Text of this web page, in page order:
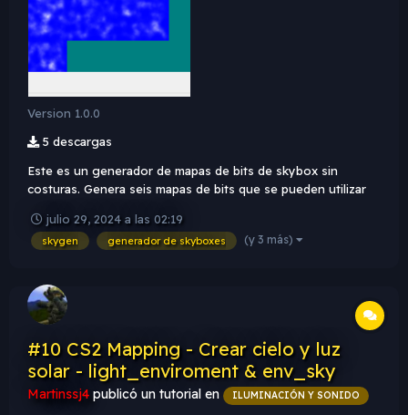
Version 1.0.0
5 descargas
Este es un generador de mapas de bits de skybox sin
costuras. Genera seis mapas de bits que se pueden utilizar
(por ejemplo, Genesis3d)
julio 29, 2024 a las 02:19
skygen generador de skyboxes (y 3 más)
#10 CS2 Mapping - Crear cielo y luz
solar - light_enviroment & env_sky
Martinssj4 publicó un tutorial en ILUMINACIÓN Y SONIDO